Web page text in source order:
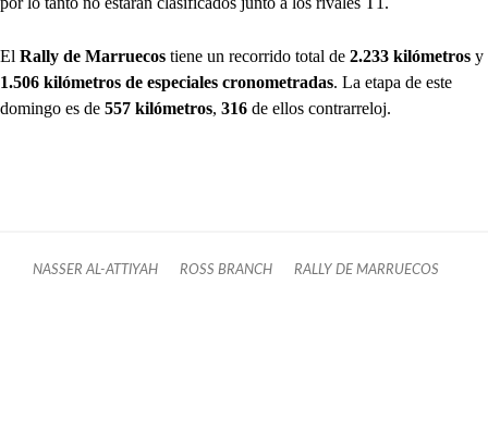
El Rally de Marruecos tiene un recorrido total de 2.233 kilómetros y
1.506 kilómetros de especiales cronometradas. La etapa de este
domingo es de 557 kilómetros, 316 de ellos contrarreloj.
NASSER AL-ATTIYAH ROSS BRANCH RALLY DE MARRUECOS